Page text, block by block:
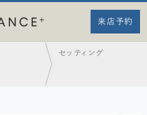
来店予約
セッティング